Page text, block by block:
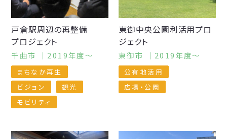
戸倉駅周辺の再整備
プロジェクト
千曲市 ｜2019年度〜
まちなか再生
ビジョン
観光
モビリティ
東御中央公園利活用プロ
ジェクト
東御市 ｜2019年度〜
公有地活用
広場・公園